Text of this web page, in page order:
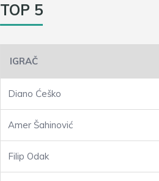
TOP 5
IGRAČ
Diano Ćeško
Amer Šahinović
Filip Odak